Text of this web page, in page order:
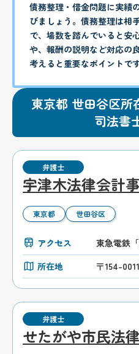
債務整理・借金問題に実績
びましょう。債務整理は相
で、場数を踏んでいると安
や、報酬の説明など対応の
考えると重要なポイントです
東京都 世田谷区所
司法書
弁護士
宇津木法律会計
東京都 世田谷区
アクセス
東急電鉄
所在地
〒154-
弁護士
せたがや市民法